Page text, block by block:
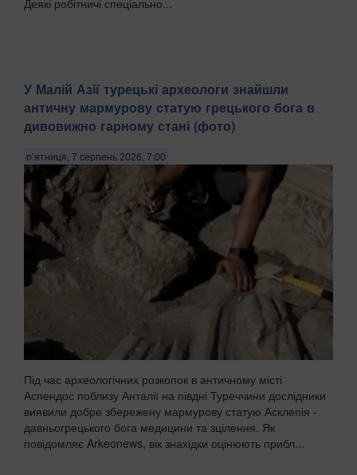
Деякі робітничі спеціально...
У Малій Азії турецькі археологи знайшли
античну мармурову статую грецького бога в
дивовижно гарному стані (фото)
п’ятниця, 7 серпень 2026, 7:00
Під час археологічних розкопок в античному місті
Аспендос поблизу Анталії на півдні Туреччини дослідники
виявили добре збережену мармурову статую Асклепія -
давньогрецького бога медицини та зцілення. Як
повідомляє Arkeonews, вік знахідки оцінюють прибл...